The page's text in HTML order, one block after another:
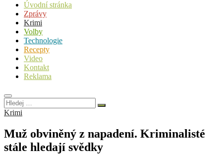
Úvodní stránka
Zprávy
Krimi
Volby
Technologie
Recepty
Video
Kontakt
Reklama
Hledej
…
Krimi
Muž obviněný z napadení. Kriminalisté
stále hledají svědky